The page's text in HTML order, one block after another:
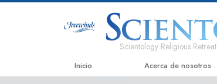
Scientology Religious Retreat
Inicio Acerca de nosotros